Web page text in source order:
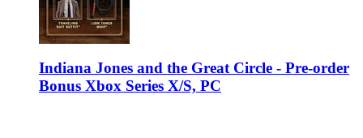
Indiana Jones and the Great Circle - Pre-order
Bonus Xbox Series X/S, PC